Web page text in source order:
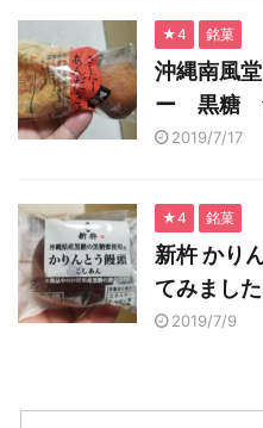
★4 銘菓
沖縄南風
ー 黒糖
2019/7/17
★4 銘菓
新杵 かり
てみました
2019/7/9